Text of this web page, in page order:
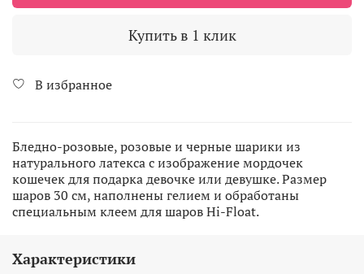
Купить в 1 клик
В избранное
Бледно-розовые, розовые и черные шарики из
натурального латекса с изображение мордочек
кошечек для подарка девочке или девушке.Размер
шаров 30 см, наполнены гелием и обработаны
специальным клеем для шаров Hi-Float.
Характеристики